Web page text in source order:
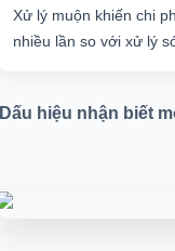
Xử lý muộn khiến chi
nhiều lần so với xử lý
Dấu hiệu nhận biết